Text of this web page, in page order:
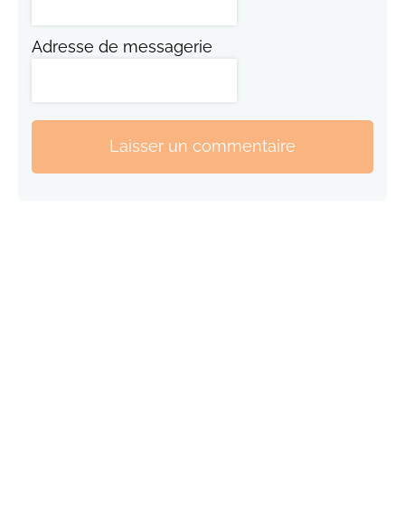
Adresse de messagerie
Laisser un commentaire